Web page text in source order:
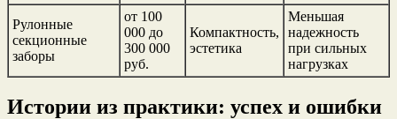
Рулонные
секционные
заборы
от 100
000 до
300 000
руб.
Компактность,
эстетика
Меньшая
надежность
при сильных
нагрузках
Истории из практики: успех и ошибки